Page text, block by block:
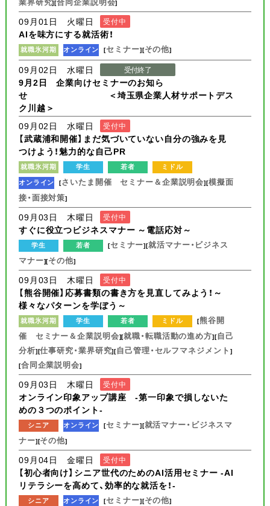
][ ]
09月01日 火曜日 受付中
AIを味方にする就活術！
就職氷河期 オンライン [セミナー][その他]
09月02日 水曜日 受付終了
9月2日 企業向けセミナーのお知ら
せ ＜埼玉県企業人材サポートデス
ク川越＞
09月02日 水曜日
受付中
【武蔵浦和開催】まだ気づいていない自分の強みを見
つけよう！魅力的な自己PR
就職氷河期 学生 若者
ミドル
オンライン
[さいたま開催 セミナー＆企業説明会][模擬面
接・面接対策]
09月03日 木曜日 受付中
すぐに役立つビジネスマナー ～電話応対～
学生 若者 [セミナー][就活マナー・ビジネス
マナー][その他]
09月03日 木曜日 受付中
【熊谷開催】応募書類の書き方を見直してみよう！～
様々なパターンを学ぼう～
就職氷河期 学生 若者 ミドル [熊谷開
催 セミナー＆企業説明会][就職・転職活動の進め方][自己
分析][仕事研究・業界研究][自己管理・セルフマネジメント ]
[合同企業説明会]
09月03日 木曜日 受付中
オンライン印象アップ講座 -第一印象で損しないた
めの３つのポイント-
シニア オンライン [セミナー][就活マナー・ビジネスマ
ナー][その他]
09月04日 金曜日 受付中
【初心者向け】シニア世代のためのAI活用セミナー -AI
リテラシーを高めて、効率的な就活を！-
シニア オンライン [セミナー][その他]